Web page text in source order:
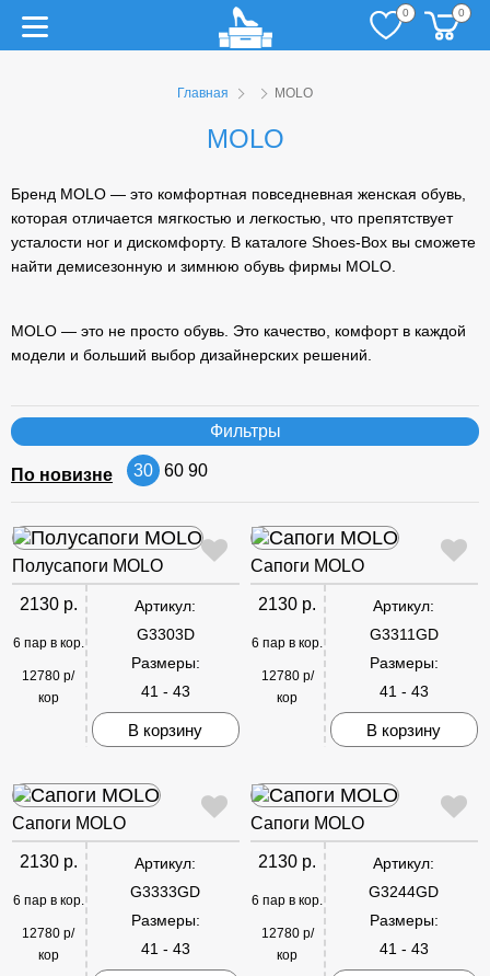
0 0
Главная MOLO
MOLO
Бренд MOLO — это комфортная повседневная женская обувь,
которая отличается мягкостью и легкостью, что препятствует
усталости ног и дискомфорту. В каталоге Shoes-Box вы сможете
найти демисезонную и зимнюю обувь фирмы MOLO.
MOLO — это не просто обувь. Это качество, комфорт в каждой
модели и больший выбор дизайнерских решений.
Фильтры
По новизне 30 60 90
Полусапоги MOLO
2130 р.
6 пар в кор.
12780 р/
кор
Артикул:
G3303D
Размеры:
41 - 43
В корзину
Сапоги MOLO
2130 р.
6 пар в кор.
12780 р/
кор
Артикул:
G3311GD
Размеры:
41 - 43
В корзину
Сапоги MOLO
2130 р.
6 пар в кор.
12780 р/
кор
Артикул:
G3333GD
Размеры:
41 - 43
Сапоги MOLO
2130 р.
6 пар в кор.
12780 р/
кор
Артикул:
G3244GD
Размеры:
41 - 43